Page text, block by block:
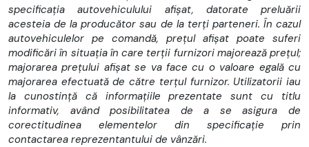
specificația autovehiculului afișat, datorate preluării
acesteia de la producător sau de la terți parteneri. În cazul
autovehiculelor pe comandă, prețul afișat poate suferi
modificări în situația în care terții furnizori majorează prețul;
majorarea prețului afișat se va face cu o valoare egală cu
majorarea efectuată de către terțul furnizor. Utilizatorii iau
la cunostință că informațiile prezentate sunt cu titlu
informativ, având posibilitatea de a se asigura de
corectitudinea elementelor din specificație prin
contactarea reprezentantului de vânzări.